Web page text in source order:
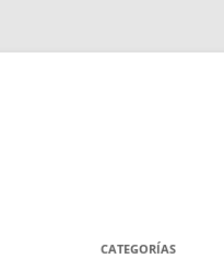
CATEGORÍAS